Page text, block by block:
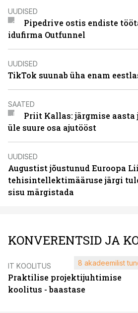
UUDISED
Pipedrive ostis endiste
idufirma Outfunnel
UUDISED
TikTok suunab üha enam
SAATED
Priit Kallas: järgmise aasta
üle suure osa ajutööst
UUDISED
Augustist jõustunud Euroopa
tehisintellektimääruse järgi
sisu märgistada
KONVERENTSID JA
IT KOOLITUS
Praktilise projektijuhtimise
koolitus - baastase
8 akadeemilist